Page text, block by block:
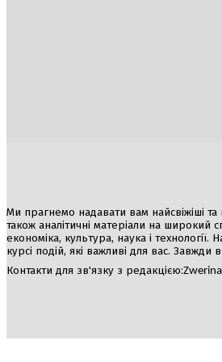
Ми прагнемо надавати вам найсвіжіші та
також аналітичні матеріали на широкий
економіка, культура, наука і технології.
курсі подій, які важливі для вас. Завжди
Контакти для зв'язку з редакцією: